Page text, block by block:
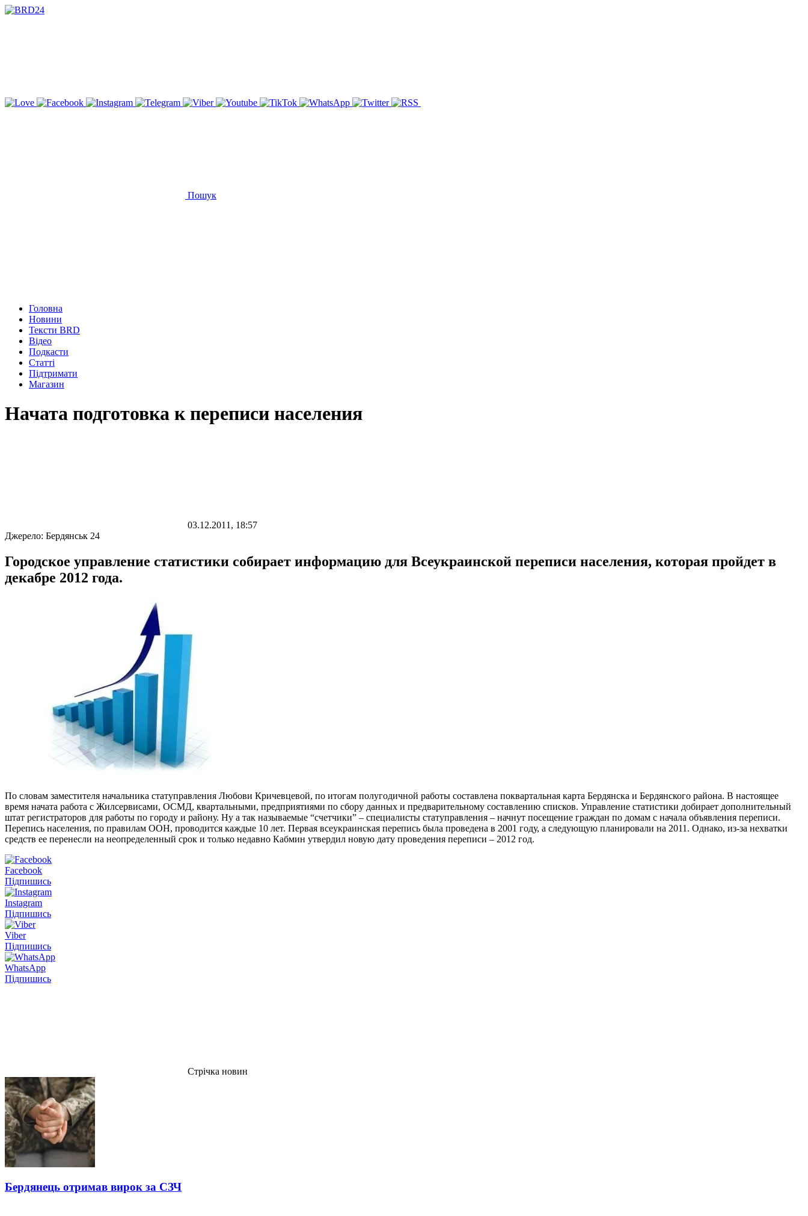
Пошук
Головна
Новини
Тексти BRD
Відео
Подкасти
Статті
Підтримати
Магазин
Начата подготовка к переписи населения
03.12.2011, 18:57
Джерело: Бердянськ 24
Городское управление статистики собирает информацию для Всеукраинской переписи населения, которая пройдет в
декабре 2012 года.
По словам заместителя начальника статуправления Любови Кричевцевой, по итогам полугодичной работы составлена поквартальная карта Бердянска и Бердянского района. В настоящее
время начата работа с Жилсервисами, ОСМД, квартальными, предприятиями по сбору данных и предварительному составлению списков. Управление статистики добирает дополнительный
штат регистраторов для работы по городу и району. Ну а так называемые “счетчики” – специалисты статуправления – начнут посещение граждан по домам с начала объявления переписи.
Перепись населения, по правилам ООН, проводится каждые 10 лет. Первая всеукраинская перепись была проведена в 2001 году, а следующую планировали на 2011. Однако, из-за нехватки
средств ее перенесли на неопределенный срок и только недавно Кабмин утвердил новую дату проведения переписи – 2012 год.
Facebook
Підпишись
Instagram
Підпишись
Viber
Підпишись
WhatsApp
Підпишись
Стрічка новин
Бердянець отримав вирок за СЗЧ